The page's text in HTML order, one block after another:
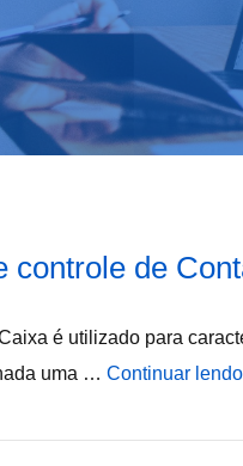
controle de
é utilizado para
uma … Continuar lendo